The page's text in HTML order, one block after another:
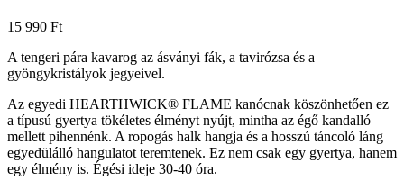
15 990 Ft
A tengeri pára kavarog az ásványi fák, a tavirózsa és a
gyöngykristályok jegyeivel.
Az egyedi HEARTHWICK® FLAME kanócnak köszönhetően ez
a típusú gyertya tökéletes élményt nyújt, mintha az égő kandalló
mellett pihennénk. A ropogás halk hangja és a hosszú táncoló láng
egyedülálló hangulatot teremtenek. Ez nem csak egy gyertya, hanem
egy élmény is. Égési ideje 30-40 óra.